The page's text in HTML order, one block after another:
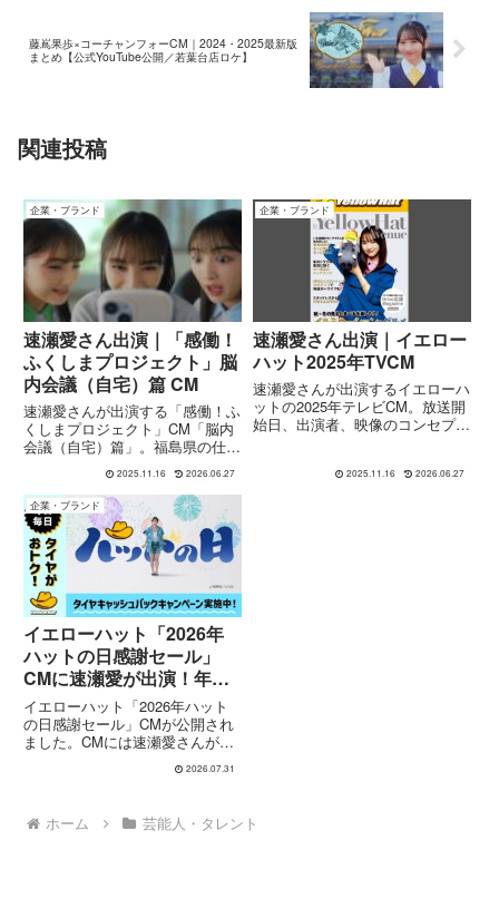
藤嶌果歩×コーチャンフォーCM｜2024・2025最新版
まとめ【公式YouTube公開／若葉台店ロケ】
関連投稿
企業・ブランド
速瀬愛さん出演｜「感働！
ふくしまプロジェクト」脳
内会議（自宅）篇 CM
速瀬愛さんが出演する「感働！ふ
くしまプロジェクト」CM「脳内
会議（自宅）篇」。福島県の仕
事・暮らしを応援するメッセージ
を、速瀬さんの演技とともに紹
介。CMの背景、コンセプト、出
演者情報を整理しました。
2025.11.16 2026.06.27
企業・ブランド
速瀬愛さん出演｜イエロー
ハット2025年TVCM
速瀬愛さんが出演するイエローハ
ットの2025年テレビCM。放送開
始日、出演者、映像のコンセプト
2025.11.16 2026.06.27
企業・ブランド
イエローハット「2026年
ハットの日感謝セール」
CMに速瀬愛が出演！年に
一度のお得なセールを爽や
かにPR
イエローハット「2026年ハット
の日感謝セール」CMが公開され
ました。CMには速瀬愛さんが出
るく紹介しています。毎年恒例の
ペーンで、タイヤやカー用品など
のお得なセール情報を発信。速...
2026.07.31
ホーム 芸能人・タレント